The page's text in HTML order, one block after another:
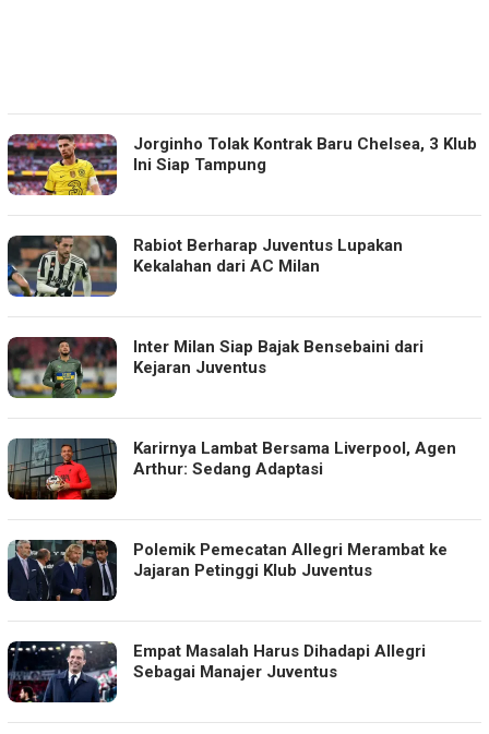
Jorginho Tolak Kontrak Baru Chelsea, 3 Klub
Ini Siap Tampung
Rabiot Berharap Juventus Lupakan
Kekalahan dari AC Milan
Inter Milan Siap Bajak Bensebaini dari
Kejaran Juventus
Karirnya Lambat Bersama Liverpool, Agen
Arthur: Sedang Adaptasi
Polemik Pemecatan Allegri Merambat ke
Jajaran Petinggi Klub Juventus
Empat Masalah Harus Dihadapi Allegri
Sebagai Manajer Juventus